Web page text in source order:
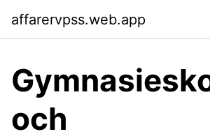
affarervpss.web.app
och